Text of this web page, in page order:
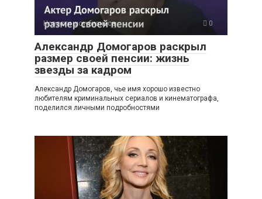
Новости шоу-бизнеса 0
Александр Домогаров раскрыл
размер своей пенсии: жизнь
звезды за кадром
Александр Домогаров, чье имя хорошо известно
любителям криминальных сериалов и кинематографа,
поделился личными подробностями